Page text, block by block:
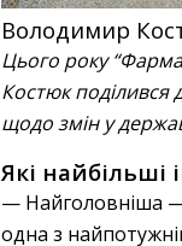
Володимир
Цього року
Костюк поділився
щодо змін у
Які найбільші
— Найголовніша —
одна з